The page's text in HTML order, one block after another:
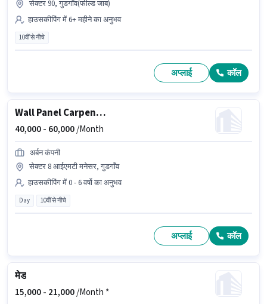
सेक्टर 90, गुडगाँव(फील्ड जाब)
हाउसकीपिंग में 6+ महीने का अनुभव
10वीं से नीचे
अप्लाई कॉल
Wall Panel Carpenter
40,000 - 60,000/Month
अर्बन कंपनी
सेक्टर 8 आईएमटी मनेसर, गुडगाँव
हाउसकीपिंग में 0 - 6 वर्षो का अनुभव
Day 10वीं से नीचे
अप्लाई कॉल
मेड
15,000 - 21,000/Month *